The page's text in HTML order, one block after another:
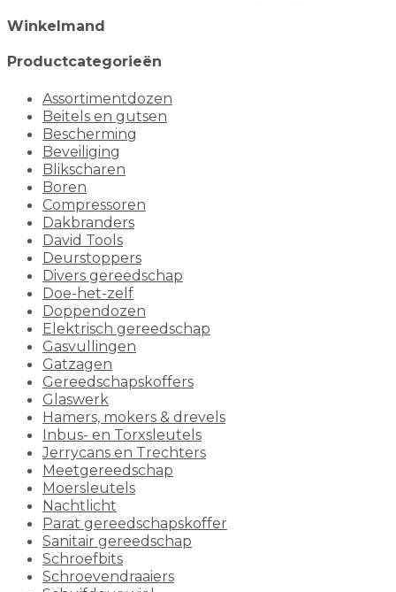
Winkelmand
Productcategorieën
Assortimentdozen
Beitels en gutsen
Bescherming
Beveiliging
Blikscharen
Boren
Compressoren
Dakbranders
David Tools
Deurstoppers
Divers gereedschap
Doe-het-zelf
Doppendozen
Elektrisch gereedschap
Gasvullingen
Gatzagen
Gereedschapskoffers
Glaswerk
Hamers, mokers & drevels
Inbus- en Torxsleutels
Jerrycans en Trechters
Meetgereedschap
Moersleutels
Nachtlicht
Parat gereedschapskoffer
Sanitair gereedschap
Schroefbits
Schroevendraaiers